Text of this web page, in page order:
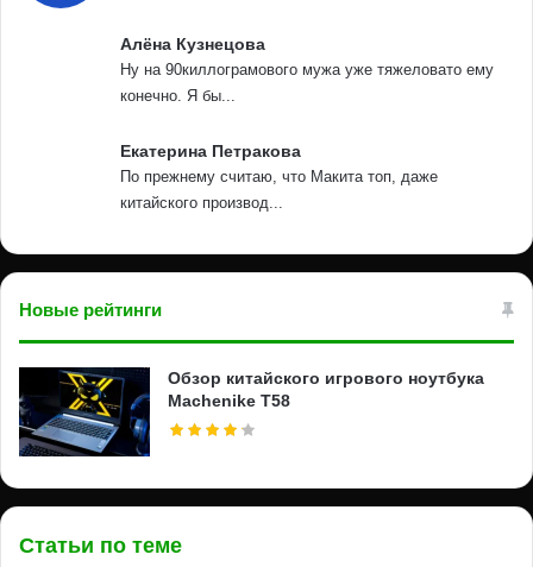
Алёна Кузнецова
Ну на 90киллограмового мужа уже тяжеловато ему
конечно. Я бы...
Екатерина Петракова
По прежнему считаю, что Макита топ, даже
китайского производ...
Новые рейтинги
Обзор китайского игрового ноутбука
Machenike T58
Статьи по теме